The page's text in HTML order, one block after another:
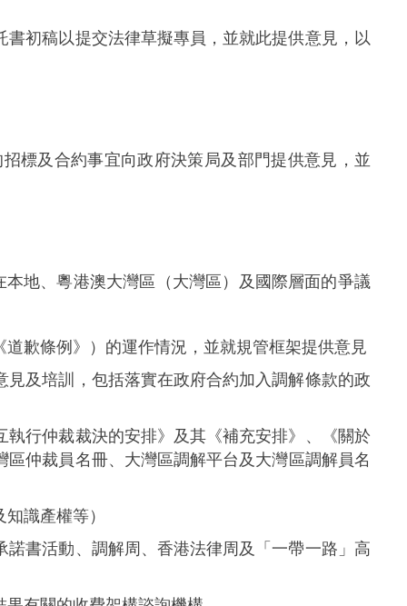
初稿以提交法律草擬專員，並就此提供意見，以
標及合約事宜向政府決策局及部門提供意見，並
地、粵港澳大灣區（大灣區）及國際層面的爭議
歉條例》）的運作情況，並就規管框架提供意見
及培訓，包括落實在政府合約加入調解條款的政
行仲裁裁決的安排》及其《補充安排》、《關於
仲裁員名冊、大灣區調解平台及大灣區調解員名
識產權等）
書活動、調解周、香港法律周及「一帶一路」高